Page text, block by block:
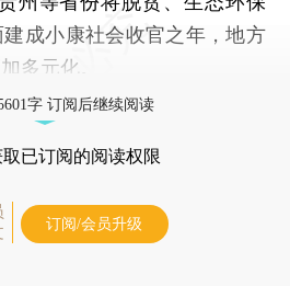
成小康社会收官之年，地方
多元化。
字 订阅后继续阅读
取已订阅的阅读权限
订阅/会员升级